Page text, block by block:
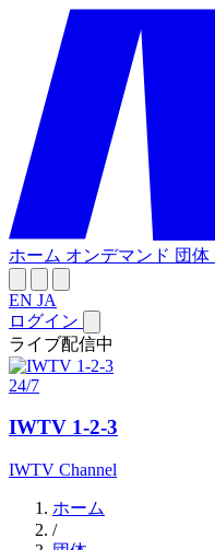
ホーム オンデマンド 団体
EN JA
ログイン
ライブ配信中
24/7
IWTV 1-2-3
IWTV Channel
ホーム
/